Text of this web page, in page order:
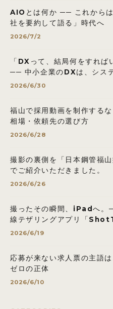
AIOとは何か ── これから
社を要約して語る」時代へ
2026/7/2
「DXって、結局何をすれば
── 中小企業のDXは、シス
2026/6/30
福山で採用動画を制作する
相場・依頼先の選び方
2026/6/28
撮影の裏側を「日本鋼管
でご紹介いただきました。
2026/6/26
撮ったその瞬間、iPadへ。
線テザリングアプリ「
2026/6/19
応募が来ない求人票の主語
ゼロの正体
2026/6/10